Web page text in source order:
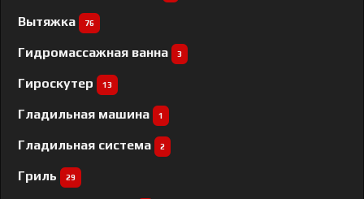
Вытяжка 76
Гидромассажная ванна 3
Гироскутер 13
Гладильная машина 1
Гладильная система 2
Гриль 29